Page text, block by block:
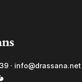
· info@drassana.net